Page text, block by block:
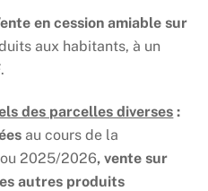
en cession amiable sur
aux habitants, à un
des parcelles diverses :
au cours de la
2025/2026, vente sur
autres produits